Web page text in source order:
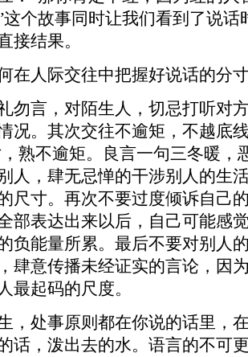
这个故事同时让我们看到了说话
接结果。
人际交往中把握好说话的分
言，对陌生人，切忌打听对
况。其次交往不逾矩，不越底
熟不逾矩。良言一句三冬暖，
人，肆无忌惮的干涉别人的生
尺寸。再次不要过度倾诉自己
部表达出来以后，自己可能感
负能量所累。最后不要对别人
肆意传播未经证实的言论，因
最起码的尺度。
处事原则都在你说的话里，
话，泼出去的水。语言的不可